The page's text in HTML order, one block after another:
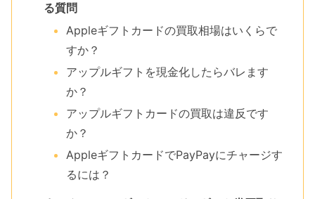
る質問
Appleギフトカードの買取相場はいくらで
すか？
アップルギフトを現金化したらバレます
か？
アップルギフトカードの買取は違反です
か？
AppleギフトカードでPayPayにチャージす
るには？